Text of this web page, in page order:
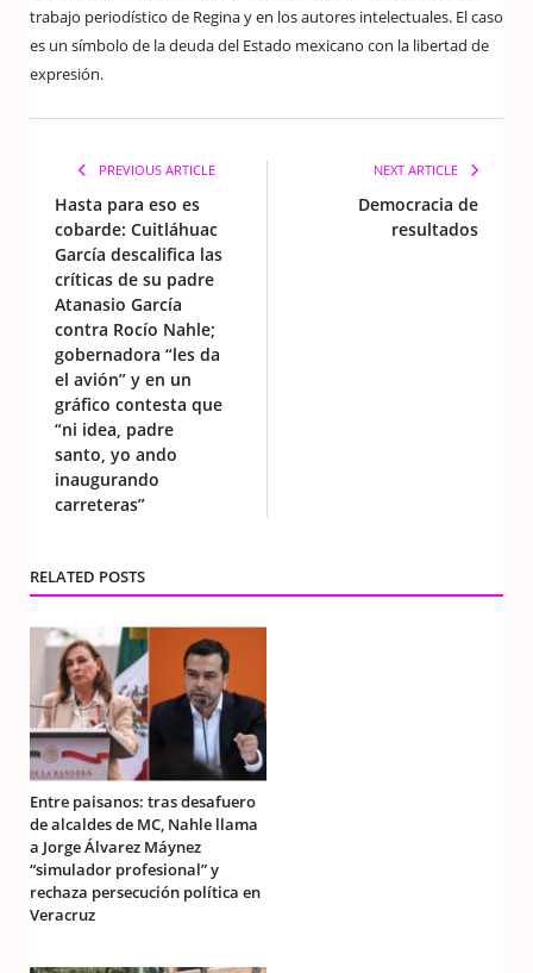
trabajo periodístico de Regina y en los autores intelectuales. El caso
es un símbolo de la deuda del Estado mexicano con la libertad de
expresión.
PREVIOUS ARTICLE
Hasta para eso es
cobarde: Cuitláhuac
García descalifica las
críticas de su padre
Atanasio García
contra Rocío Nahle;
gobernadora “les da
el avión” y en un
gráfico contesta que
“ni idea, padre
santo, yo ando
inaugurando
carreteras”
NEXT ARTICLE
Democracia de
resultados
RELATED POSTS
Entre paisanos: tras desafuero
de alcaldes de MC, Nahle llama
a Jorge Álvarez Máynez
“simulador profesional” y
rechaza persecución política en
Veracruz